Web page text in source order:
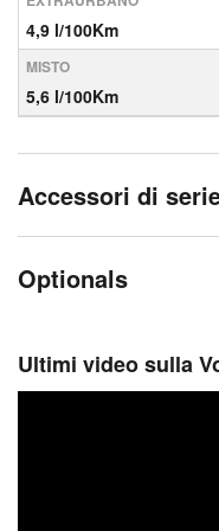
4,9 l/100Km
MISTO
5,6 l/100Km
Accessori di
Optionals
Ultimi video sulla